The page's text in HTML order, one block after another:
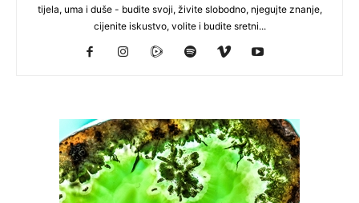
tijela, uma i duše - budite svoji, živite slobodno, njegujte znanje,
cijenite iskustvo, volite i budite sretni...